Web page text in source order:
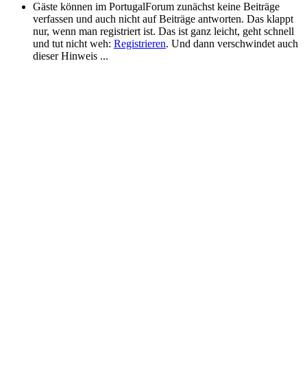
Gäste können im PortugalForum zunächst keine Beiträge
verfassen und auch nicht auf Beiträge antworten. Das klappt
nur, wenn man registriert ist. Das ist ganz leicht, geht schnell
und tut nicht weh: Registrieren. Und dann verschwindet auch
dieser Hinweis ...